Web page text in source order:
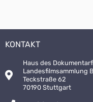
KONTAKT
Haus des
Landesfilmsammlung
Teckstraße 62
70190 Stuttgart